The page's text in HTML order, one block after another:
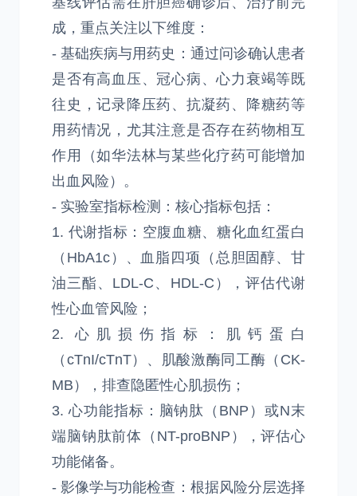
成，重点关注以下维度：
- 基础疾病与用药史：通过问诊确认患者
是否有高血压、冠心病、心力衰竭等既
往史，记录降压药、抗凝药、降糖药等
用药情况，尤其注意是否存在药物相互
作用（如华法林与某些化疗药可能增加
出血风险）。
- 实验室指标检测：核心指标包括：
1. 代谢指标：空腹血糖、糖化血红蛋白
（HbA1c）、血脂四项（总胆固醇、甘
油三酯、LDL-C、HDL-C），评估代谢
性心血管风险；
2. 心肌损伤指标：肌钙蛋白
（cTnI/cTnT）、肌酸激酶同工酶（CK-
MB），排查隐匿性心肌损伤；
3. 心功能指标：脑钠肽（BNP）或N末
端脑钠肽前体（NT-proBNP），评估心
功能储备。
- 影像学与功能检查：根据风险分层选择